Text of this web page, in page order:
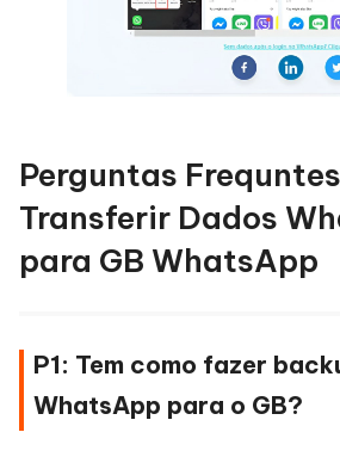
Perguntas
Transferir Dados
para GB WhatsApp
P1: Tem como fazer
WhatsApp para o GB?